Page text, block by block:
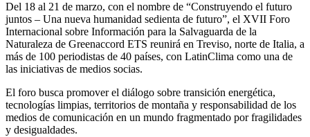
Del 18 al 21 de marzo, con el nombre de “Construyendo el futuro
juntos – Una nueva humanidad sedienta de futuro”, el XVII Foro
Internacional sobre Información para la Salvaguarda de la
Naturaleza de Greenaccord ETS reunirá en Treviso, norte de Italia, a
más de 100 periodistas de 40 países, con LatinClima como una de
las iniciativas de medios socias.
El foro busca promover el diálogo sobre transición energética,
tecnologías limpias, territorios de montaña y responsabilidad de los
medios de comunicación en un mundo fragmentado por fragilidades
y desigualdades.